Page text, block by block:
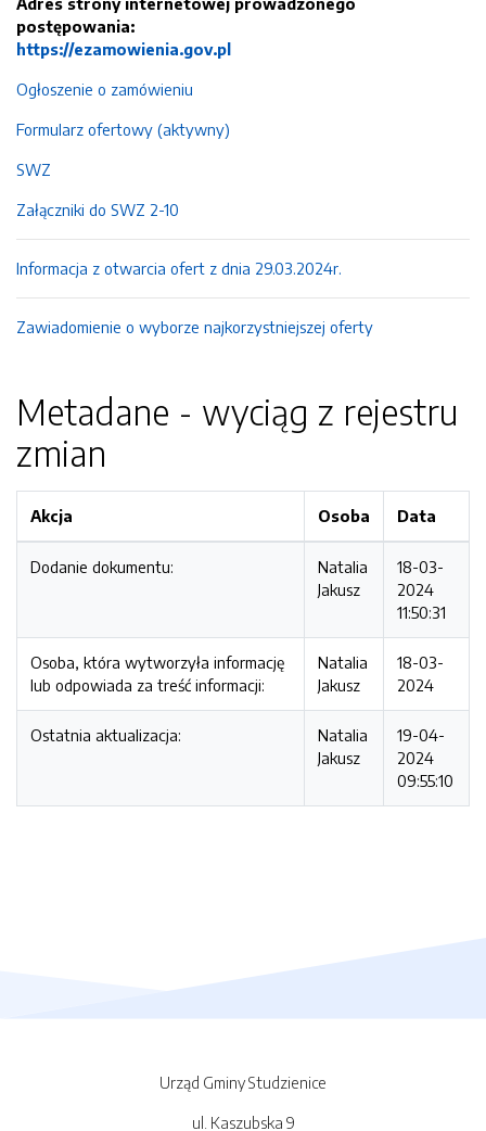
postępowania:
https://ezamowienia.gov.pl
Ogłoszenie o zamówieniu
Formularz ofertowy (aktywny)
SWZ
Załączniki do SWZ 2-10
Informacja z otwarcia ofert z dnia 29.03.2024r.
Zawiadomienie o wyborze najkorzystniejszej oferty
Metadane - wyciąg z rejestru
zmian
Akcja Osoba Data
Dodanie dokumentu:
Natalia
Jakusz
18-03-
2024
11:50:31
Osoba, która wytworzyła informację
lub odpowiada za treść informacji:
Natalia
Jakusz
18-03-
2024
Ostatnia aktualizacja:
Natalia
Jakusz
19-04-
2024
09:55:10
Urząd Gminy Studzienice
ul. Kaszubska 9